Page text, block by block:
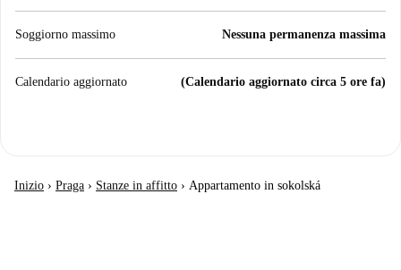
Soggiorno massimo Nessuna permanenza massima
Calendario aggiornato (Calendario aggiornato circa 5 ore fa)
Inizio › Praga › Stanze in affitto › Appartamento in sokolská